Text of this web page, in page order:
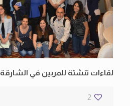
لقاءات تنشئة للمربين في الشارقة
2